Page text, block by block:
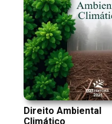
Direito Ambiental
Climático